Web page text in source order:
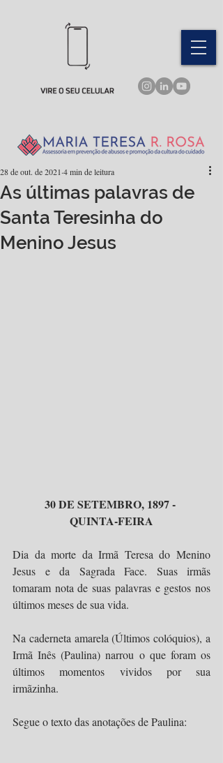
As últimas palavras de
Santa Teresinha do
Menino Jesus
28 de out. de 2021 4 min de leitura
30 DE SETEMBRO, 1897 -
QUINTA-FEIRA
Dia da morte da Irmã Teresa do Menino
Jesus e da Sagrada Face. Suas irmãs
tomaram nota de suas palavras e gestos nos
últimos meses de sua vida.
Na caderneta amarela (Últimos colóquios), a
Irmã Inês (Paulina) narrou o que foram os
últimos momentos vividos por sua
irmãzinha.
Segue o texto das anotações de Paulina: